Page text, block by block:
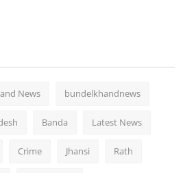
News bundelkhandnews
Banda Latest News
Crime Jhansi Rath